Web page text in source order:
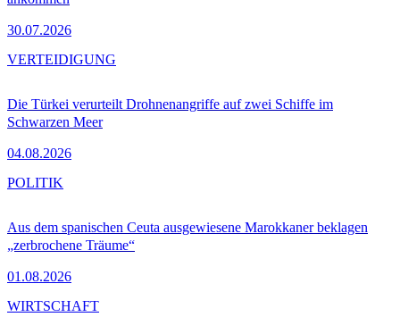
30.07.2026
Die Türkei verurteilt Drohnenangriffe auf zwei Schiffe im
Schwarzen Meer
04.08.2026
VERTEIDIGUNG
Aus dem spanischen Ceuta ausgewiesene Marokkaner beklagen
„zerbrochene Träume“
01.08.2026
POLITIK
WIRTSCHAFT